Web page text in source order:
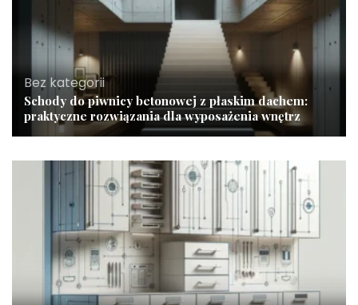
Bez kategorii
Schody do piwnicy betonowej z płaskim dachem:
praktyczne rozwiązania dla wyposażenia wnętrz